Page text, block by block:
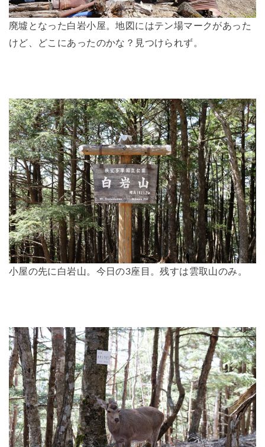
廃墟となった白岩小屋。地図にはテン場マークがあった
けど、どこにあったのかな？見つけられず。
小屋の先に白岩山。今日の3座目。残すは雲取山のみ。